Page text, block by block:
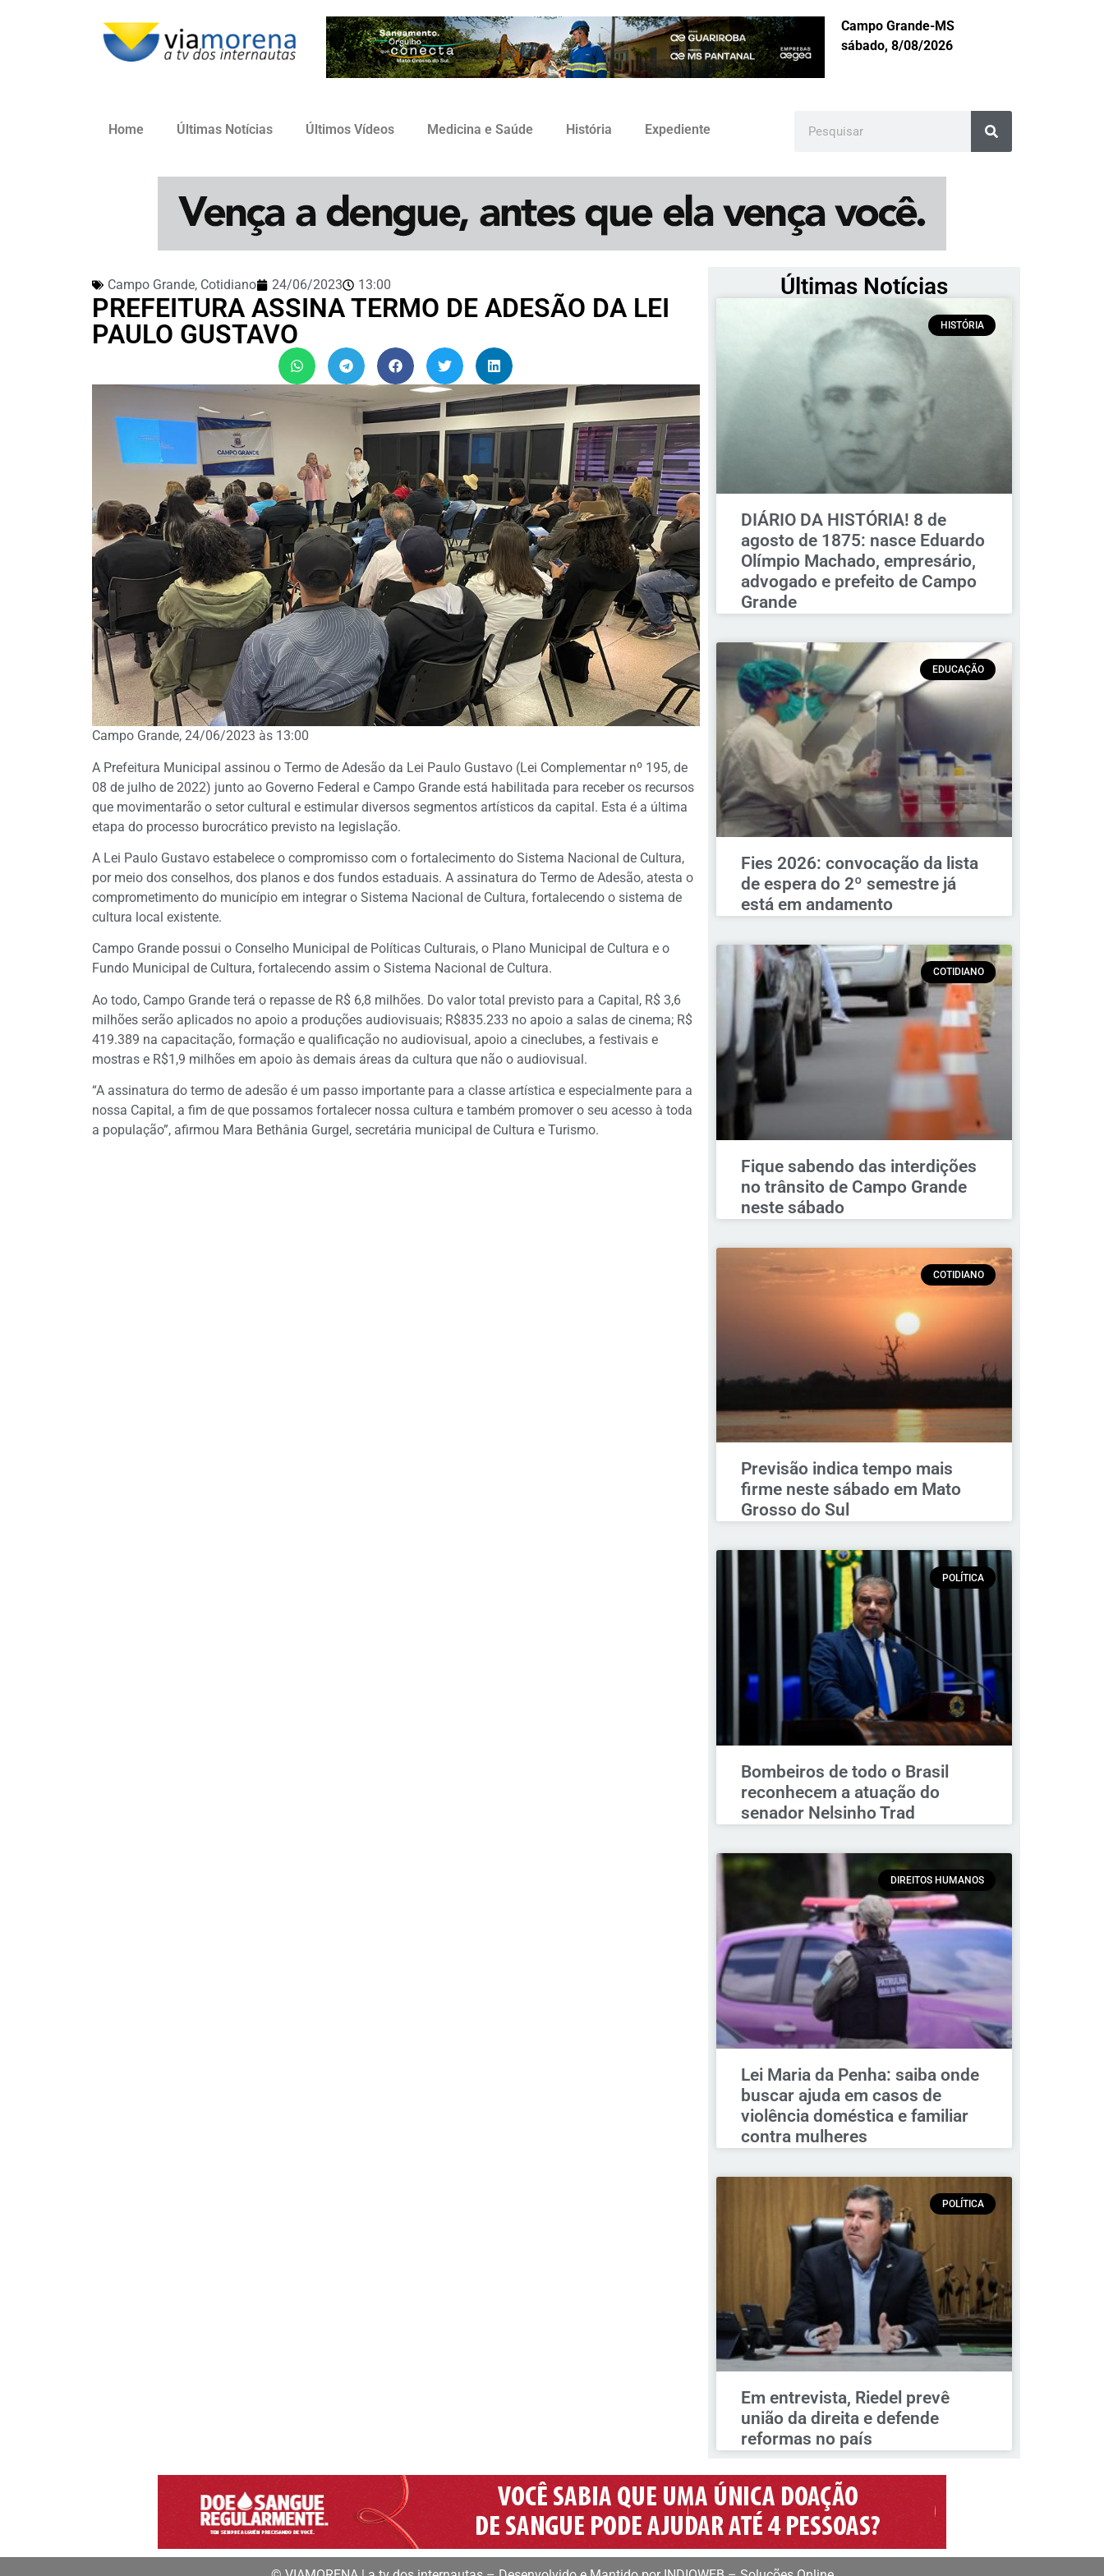
Campo Grande-MS
sábado, 8/08/2026
Home Últimas Notícias Últimos Vídeos Medicina e Saúde História Expediente
Campo Grande, Cotidiano 24/06/2023 13:00
PREFEITURA ASSINA TERMO DE ADESÃO DA LEI
PAULO GUSTAVO
Campo Grande, 24/06/2023 às 13:00
A Prefeitura Municipal assinou o Termo de Adesão da Lei Paulo Gustavo (Lei Complementar nº 195, de
08 de julho de 2022) junto ao Governo Federal e Campo Grande está habilitada para receber os recursos
que movimentarão o setor cultural e estimular diversos segmentos artísticos da capital. Esta é a última
etapa do processo burocrático previsto na legislação.
A Lei Paulo Gustavo estabelece o compromisso com o fortalecimento do Sistema Nacional de Cultura,
por meio dos conselhos, dos planos e dos fundos estaduais. A assinatura do Termo de Adesão, atesta o
comprometimento do município em integrar o Sistema Nacional de Cultura, fortalecendo o sistema de
cultura local existente.
Campo Grande possui o Conselho Municipal de Políticas Culturais, o Plano Municipal de Cultura e o
Fundo Municipal de Cultura, fortalecendo assim o Sistema Nacional de Cultura.
Ao todo, Campo Grande terá o repasse de R$ 6,8 milhões. Do valor total previsto para a Capital, R$ 3,6
milhões serão aplicados no apoio a produções audiovisuais; R$835.233 no apoio a salas de cinema; R$
419.389 na capacitação, formação e qualificação no audiovisual, apoio a cineclubes, a festivais e
mostras e R$1,9 milhões em apoio às demais áreas da cultura que não o audiovisual.
“A assinatura do termo de adesão é um passo importante para a classe artística e especialmente para a
nossa Capital, a fim de que possamos fortalecer nossa cultura e também promover o seu acesso à toda
a população”, afirmou Mara Bethânia Gurgel, secretária municipal de Cultura e Turismo.
Últimas Notícias
HISTÓRIA
DIÁRIO DA HISTÓRIA! 8 de
agosto de 1875: nasce Eduardo
Olímpio Machado, empresário,
advogado e prefeito de Campo
Grande
EDUCAÇÃO
Fies 2026: convocação da lista
de espera do 2º semestre já
está em andamento
COTIDIANO
Fique sabendo das interdições
no trânsito de Campo Grande
neste sábado
COTIDIANO
Previsão indica tempo mais
firme neste sábado em Mato
Grosso do Sul
POLÍTICA
Bombeiros de todo o Brasil
reconhecem a atuação do
senador Nelsinho Trad
DIREITOS HUMANOS
Lei Maria da Penha: saiba onde
buscar ajuda em casos de
violência doméstica e familiar
contra mulheres
POLÍTICA
Em entrevista, Riedel prevê
união da direita e defende
reformas no país